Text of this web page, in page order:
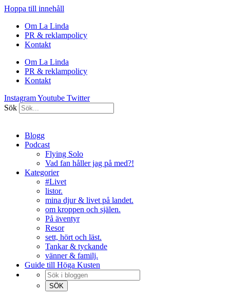
Hoppa till innehåll
Om La Linda
PR & reklampolicy
Kontakt
Om La Linda
PR & reklampolicy
Kontakt
InstagramYoutube Twitter
Sök
Blogg
Podcast
Flying Solo
Vad fan håller jag på med?!
Kategorier
#Livet
listor.
mina djur & livet på landet.
om kroppen och själen.
På äventyr
Resor
sett, hört och läst.
Tankar & tyckande
vänner & familj.
Guide till Höga Kusten